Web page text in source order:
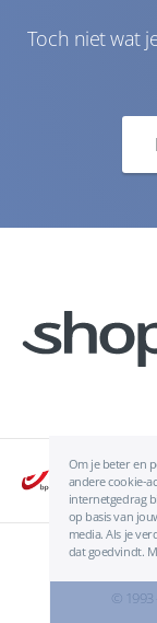
Toch niet wat
Om je beter en
andere cookie-
internetgedrag
op basis van
media. Als je
dat goedvindt.
Algemene
© 1993